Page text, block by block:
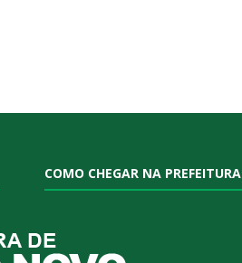
COMO CHEGAR NA PREFEITURA